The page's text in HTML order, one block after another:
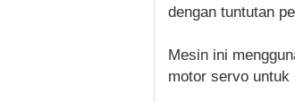
dengan tuntutan
Mesin ini
motor servo untuk